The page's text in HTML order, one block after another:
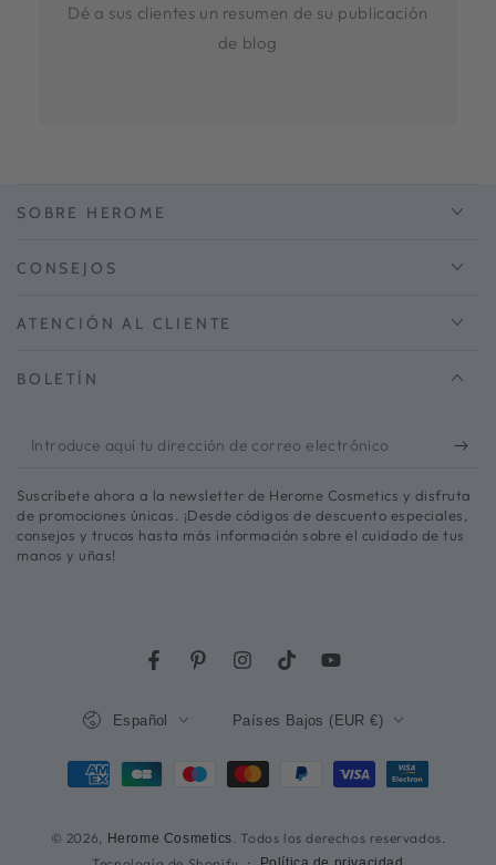
Dé a sus clientes un resumen de su publicación
de blog
SOBRE HEROME
CONSEJOS
ATENCIÓN AL CLIENTE
BOLETÍN
Introduce
tu
dirección
Suscríbete ahora a la newsletter de Herome Cosmetics y disfruta
de promociones únicas. ¡Desde códigos de descuento especiales,
consejos y trucos hasta más información sobre el cuidado de tus
manos y uñas!
FacebookPinterestInstagramTikTokYouTube
© 2026, Herome Cosmetics
. Todos los derechos reservados.
Español Países Bajos (EUR €)
Métodos
pago